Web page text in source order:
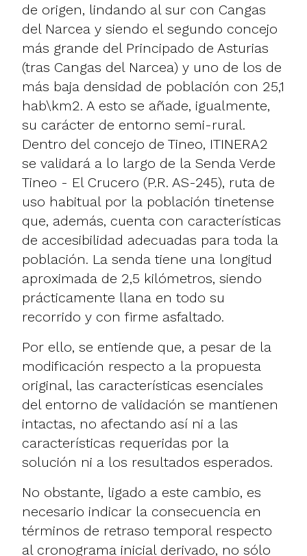
de origen, lindando al sur con Cangas
del Narcea y siendo el segundo concejo
más grande del Principado de Asturias
(tras Cangas del Narcea) y uno de los de
más baja densidad de población con 25,1
hab\km2. A esto se añade, igualmente,
su carácter de entorno semi-rural.
Dentro del concejo de Tineo, ITINERA2
se validará a lo largo de la Senda Verde
Tineo - El Crucero (P.R. AS-245), ruta de
uso habitual por la población tinetense
que, además, cuenta con características
de accesibilidad adecuadas para toda la
población. La senda tiene una longitud
aproximada de 2,5 kilómetros, siendo
prácticamente llana en todo su
recorrido y con firme asfaltado.
Por ello, se entiende que, a pesar de la
modificación respecto a la propuesta
original, las características esenciales
del entorno de validación se mantienen
intactas, no afectando así ni a las
características requeridas por la
solución ni a los resultados esperados.
No obstante, ligado a este cambio, es
necesario indicar la consecuencia en
términos de retraso temporal respecto
al cronograma inicial derivado, no sólo